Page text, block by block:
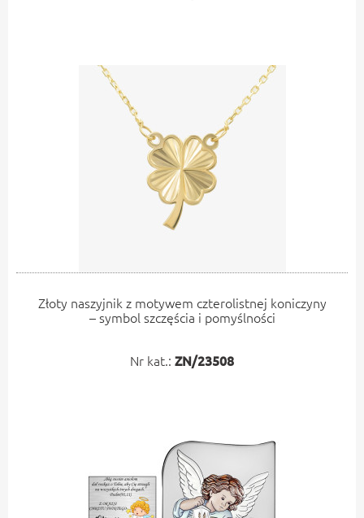
Złoty naszyjnik z motywem czterolistnej koniczyny
– symbol szczęścia i pomyślności
Nr kat.: ZN/23508